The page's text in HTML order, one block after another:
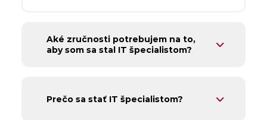
Aké zručnosti potrebujem na to,
aby som sa stal IT špecialistom?
Prečo sa stať IT špecialistom?